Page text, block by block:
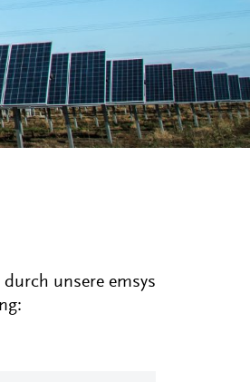
unsere emsys